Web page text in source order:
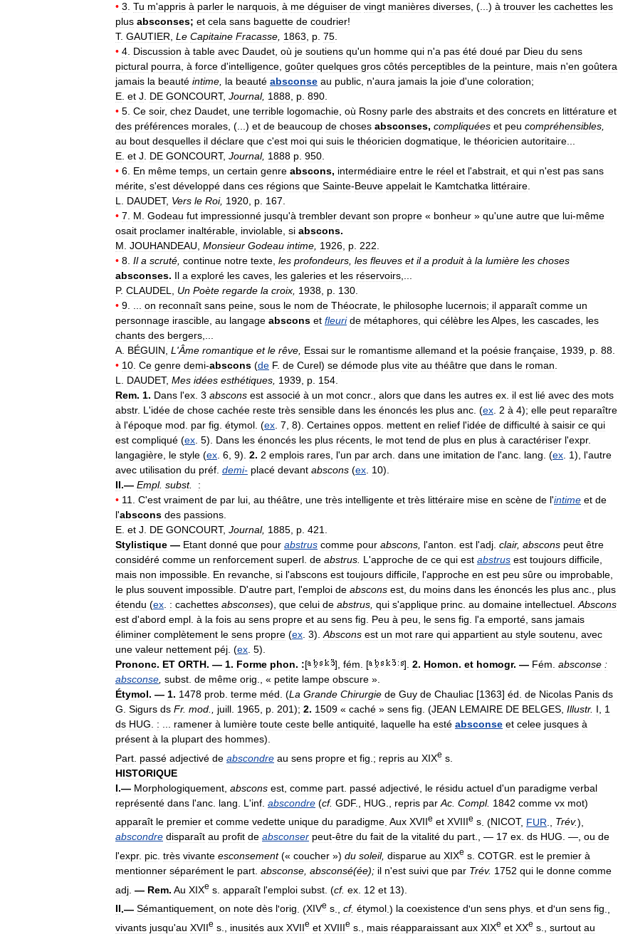
• 3 Tu m'appris à parler le narquois à me déguiser de vingt manières diverses , (...) à trouver les cachettes les
plus absconses; et cela sans baguette de coudrier!
T. GAUTIER Le Capitaine Fracasse 1863 p 75
• 4 Discussion à table avec Daudet où je soutiens qu'un homme qui n'a pas été doué par Dieu du sens
pictural pourra à force d'intelligence goûter quelques gros côtés perceptibles de la peinture mais n'en goûtera
jamais la beauté intime la beauté absconse au public n'aura jamais la joie d'une coloration;
E et J DE GONCOURT, Journal, 1888 p 890
• 5 Ce soir, chez Daudet une terrible logomachie où Rosny parle des abstraits et des concrets en littérature et
des préférences morales , (...) et de beaucoup de choses absconses, compliquées et peu compréhensibles
au bout desquelles il déclare que c'est moi qui suis le théoricien dogmatique le théoricien autoritaire
E et J DE GONCOURT, Journal, 1888 p 950
• 6 En même temps un certain genre abscons, intermédiaire entre le réel et l'abstrait et qui n'est pas sans
mérite s'est développé dans ces régions que Sainte-Beuve appelait le Kamtchatka littéraire
L
DAUDET, Vers le Roi, 1920 p 167
• 7 M Godeau fut impressionné jusqu'à trembler devant son propre « bonheur » qu'une autre que lui-même
osait proclamer inaltérable inviolable si abscons.
M JOUHANDEAU Monsieur Godeau intime 1926 p 222
• 8 Il a scruté continue notre texte les profondeurs les fleuves et il a produit à la lumière les choses
absconses. Il a exploré les caves les galeries et les réservoirs
P. CLAUDEL Un Poète regarde la croix 1938 p 130
• 9 on reconnaît sans peine sous le nom de Théocrate le philosophe lucernois; il apparaît comme un
personnage irascible au langage abscons et fleuri de métaphores qui célèbre lesAlpes les cascades les
chants des bergers
A BÉGUIN L 'Âme romantique et le rêve Essai sur le romantisme allemand et la poésie française 1939 p 88
• 10 Ce genre demi-abscons (de F. de Curel) se démode plus vite au théâtre que dans le roman
L
DAUDET, Mes idées esthétiques 1939 p 154
Rem. 1. Dans l'ex 3 abscons est associé à un mot concr., alors que dans les autres ex il est lié avec des mots
abstr. L 'idée de chose cachée reste très sensible dans les énoncés les plus anc . (ex 2 à 4); elle peut reparaître
à l'époque mod par fig étymol . (ex 7 8). Certaines oppos mettent en relief l'idée de difficulté à saisir ce qui
est compliqué (ex 5). Dans les énoncés les plus récents le mot tend de plus en plus à caractériser l'expr.
langagière le style (ex 6 9). 2. 2 emplois rares l'un par arch dans une imitation de l'anc lang . (ex 1), l'autre
avec utilisation du préf demi- placé devant abscons (ex 10).
II.— Empl. subst.
:
• 11 C'est vraiment de par lui au théâtre une très intelligente et très littéraire mise en scène de l'intime et de
l'abscons des passions
E et J DE GONCOURT, Journal, 1885 p 421
Stylistique — Etant donné que pour abstrus comme pour abscons l'anton est l'adj clair, abscons peut être
considéré comme un renforcement superl de abstrus L 'approche de ce qui est abstrus est toujours difficile
mais non impossible En revanche si l'abscons est toujours difficile l'approche en est peu sûre ou improbable
le plus souvent impossible D'autre part l'emploi de abscons est du moins dans les énoncés les plus anc
plus
étendu (ex : cachettes absconses), que celui de abstrus qui s'applique princ au domaine intellectuel Abscons
est d'abord empl à la fois au sens propre et au sens fig Peu à peu le sens fig l'a emporté sans jamais
éliminer complètement le sens propre (ex 3). Abscons est un mot rare qui appartient au style soutenu avec
une valeur nettement péj . (ex 5).
Prononc. ET ORTH. — 1. Forme phon. :[ ], fém . [ ]. 2. Homon. et homogr. — Fém absconse :
absconse subst de même orig ., « petite lampe obscure ».
Étymol. — 1. 1478 prob terme méd . (La Grande Chirurgie de Guy de Chauliac [1363] éd de Nicolas Panis ds
G Sigurs ds Fr. mod juill 1965 p 201); 2. 1509 « caché » sens fig . (JEAN LEMAIRE DE BELGES Illustr. I
1
ds HUG : ramener à lumière toute ceste belle antiquité laquelle ha esté absconse et celee jusques à
présent à la plupart des hommes).
Part passé adjectivé de abscondre au sens propre et fig .; repris au XIXe s
HISTORIQUE
I.— Morphologiquement abscons est comme part passé adjectivé le résidu actuel d'un paradigme verbal
représenté dans l'anc lang L 'inf abscondre (cf. GDF., HUG repris par Ac Compl. 1842 comme vx mot)
apparaît le premier et comme vedette unique du paradigme Aux XVIIe et XVIIIe s . (NICOT, FUR Trév.),
abscondre disparaît au profit de absconser peut-être du fait de la vitalité du part., — 17 ex. ds HUG. —, ou de
l'expr. pic très vivante esconsement(« coucher ») du soleil, disparue au XIXe s COTGR est le premier à
mentionner séparément le part absconse absconsé(ée); il n'est suivi que par Trév. 1752 qui le donne comme
adj — Rem. Au XIXe s apparaît l'emploi subst . (cf. ex 12 et 13).
II.— Sémantiquement on note dès l'orig . (XIVe s cf. étymol .) la coexistence d'un sens phys et d'un sens fig
vivants jusqu'au XVIIe s inusités aux XVIIe et XVIIIe s mais réapparaissant aux XIXe et XXe s surtout au